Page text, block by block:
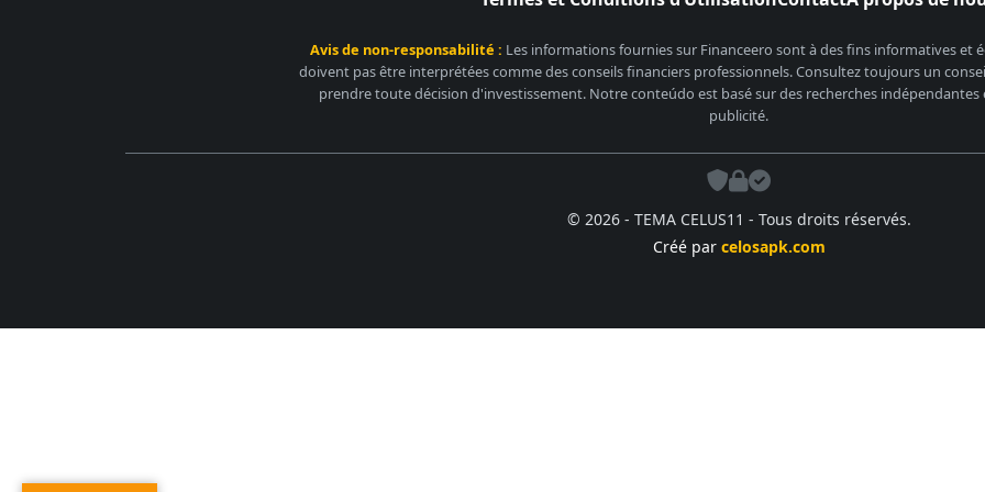
Avis de non-responsabilité : Les informations fournies sur Financeero sont à des fins informatives et
doivent pas être interprétées comme des conseils financiers professionnels. Consultez toujours un
prendre toute décision d'investissement. Notre conteúdo est basé sur des recherches indépendantes
publicité.
© 2026 - TEMA CELUS11 - Tous droits réservés.
Créé par celosapk.com